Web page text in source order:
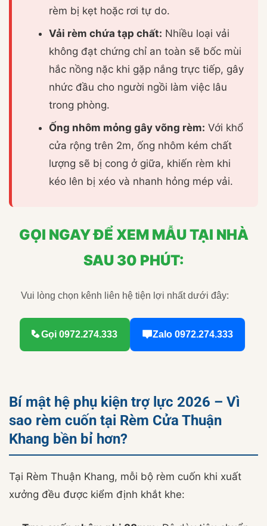
rèm bị kẹt hoặc rơi tự do.
Vải rèm chứa tạp chất: Nhiều loại vải
không đạt chứng chỉ an toàn sẽ bốc mùi
hắc nồng nặc khi gặp nắng trực tiếp, gây
nhức đầu cho người ngồi làm việc lâu
trong phòng.
Ống nhôm mỏng gây võng rèm: Với khổ
cửa rộng trên 2m, ống nhôm kém chất
lượng sẽ bị cong ở giữa, khiến rèm khi
kéo lên bị xéo và nhanh hỏng mép vải.
GỌI NGAY ĐỂ XEM MẪU TẠI NHÀ
SAU 30 PHÚT:
Vui lòng chọn kênh liên hệ tiện lợi nhất dưới đây:
Gọi 0972.274.333 Zalo 0972.274.333
Bí mật hệ phụ kiện trợ lực 2026 – Vì
sao rèm cuốn tại Rèm Cửa Thuận
Khang bền bỉ hơn?
Tại Rèm Thuận Khang, mỗi bộ rèm cuốn khi xuất
xưởng đều được kiểm định khắt khe: